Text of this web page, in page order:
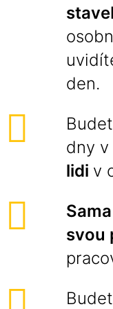
den.
dny
lidi v
svou